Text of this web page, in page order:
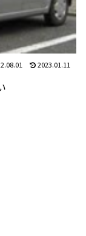
2023.01.11